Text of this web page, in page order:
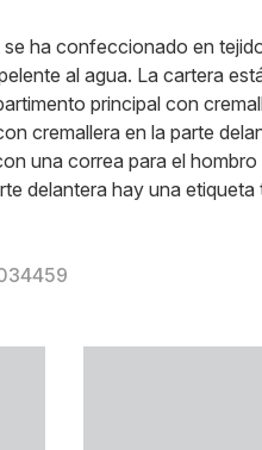
se ha confeccionado en
al agua. La cartera
principal con
cremallera en la parte
una correa para el
delantera hay una etiqueta